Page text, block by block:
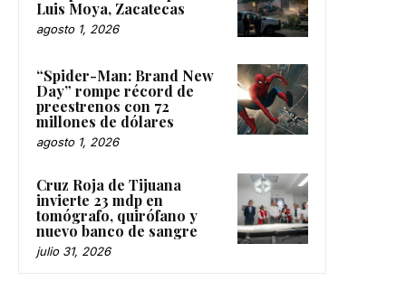
Luis Moya, Zacatecas
agosto 1, 2026
“Spider-Man: Brand New
Day” rompe récord de
preestrenos con 72
millones de dólares
agosto 1, 2026
Cruz Roja de Tijuana
invierte 23 mdp en
tomógrafo, quirófano y
nuevo banco de sangre
julio 31, 2026